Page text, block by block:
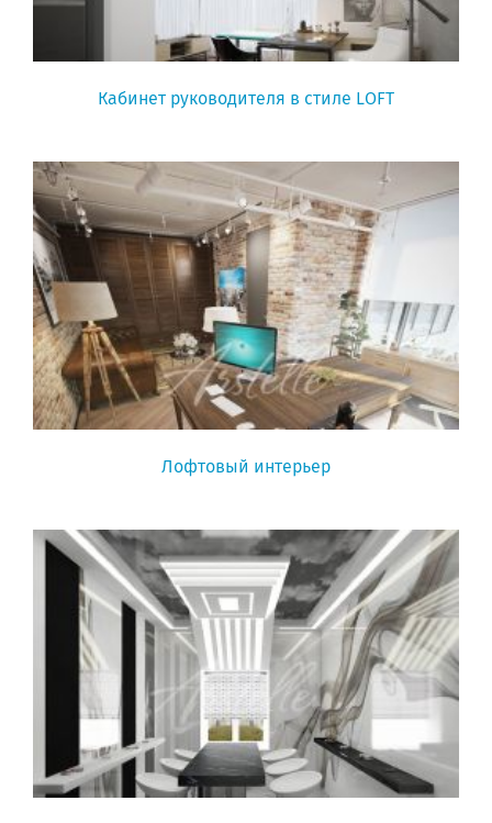
Кабинет руководителя в стиле LOFT
Лофтовый интерьер